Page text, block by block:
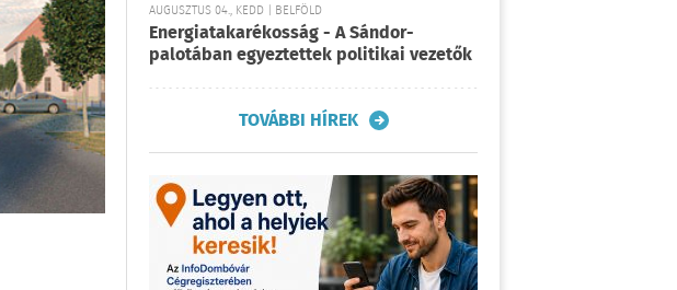
AUGUSZTUS 04., KEDD | BELFÖLD
Energiatakarékosság - A Sándor-
palotában egyeztettek politikai vezetők
TOVÁBBI HÍREK